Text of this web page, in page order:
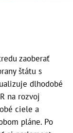
zaoberať
štátu s
dlhodobé
na rozvoj
ciele a
pláne. Po